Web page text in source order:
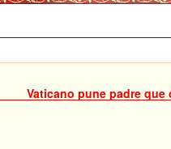
Vaticano pune padre